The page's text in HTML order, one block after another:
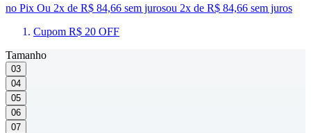
no Pix Ou 2x de R$ 84,66 sem jurosou 2x de R$ 84,66 sem juros
Cupom R$ 20 OFF
Tamanho
03
04
05
06
07